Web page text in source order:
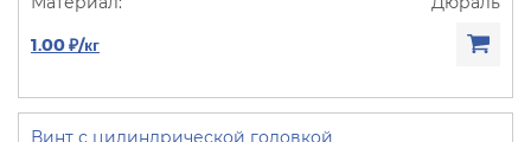
1.00 ₽/кг
Винт с цилиндрической головкой